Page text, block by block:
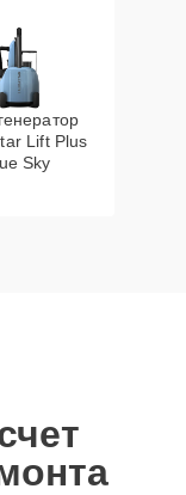
Lift Plus
Sky